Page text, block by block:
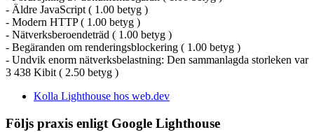
- Äldre JavaScript ( 1.00 betyg )
- Modern HTTP ( 1.00 betyg )
- Nätverksberoendeträd ( 1.00 betyg )
- Begäranden om renderingsblockering ( 1.00 betyg )
- Undvik enorm nätverksbelastning: Den sammanlagda storleken var
3 438 Kibit ( 2.50 betyg )
Kolla Lighthouse hos web.dev
Följs praxis enligt Google Lighthouse